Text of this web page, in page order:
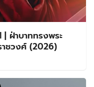
ฝ่าบาททรงพระ
ชวงศ์ (2026)